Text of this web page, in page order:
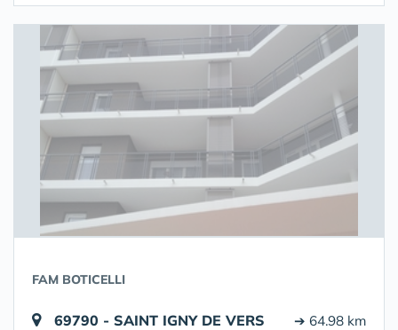
FAM BOTICELLI
69790 - SAINT IGNY DE VERS ➔ 64.98 km